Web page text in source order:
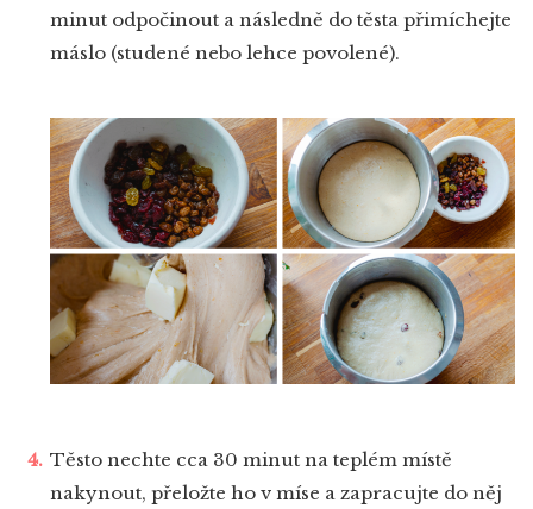
minut odpočinout a následně do těsta přimíchejte
máslo (studené nebo lehce povolené).
Těsto nechte cca 30 minut na teplém místě
nakynout, přeložte ho v míse a zapracujte do něj